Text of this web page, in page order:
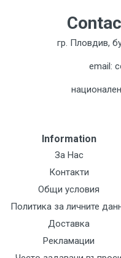
гр. Пловдив,
email:
Information
За Нас
Контакти
Общи условия
Политика за личните
Доставка
Рекламации